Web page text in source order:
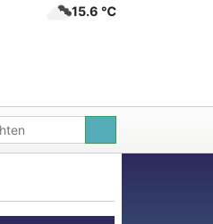
15.6 ℃